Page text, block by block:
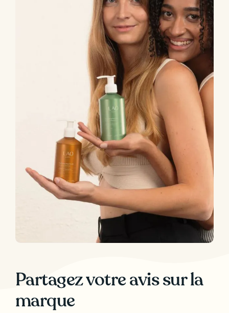
Partagez votre avis sur la
marque